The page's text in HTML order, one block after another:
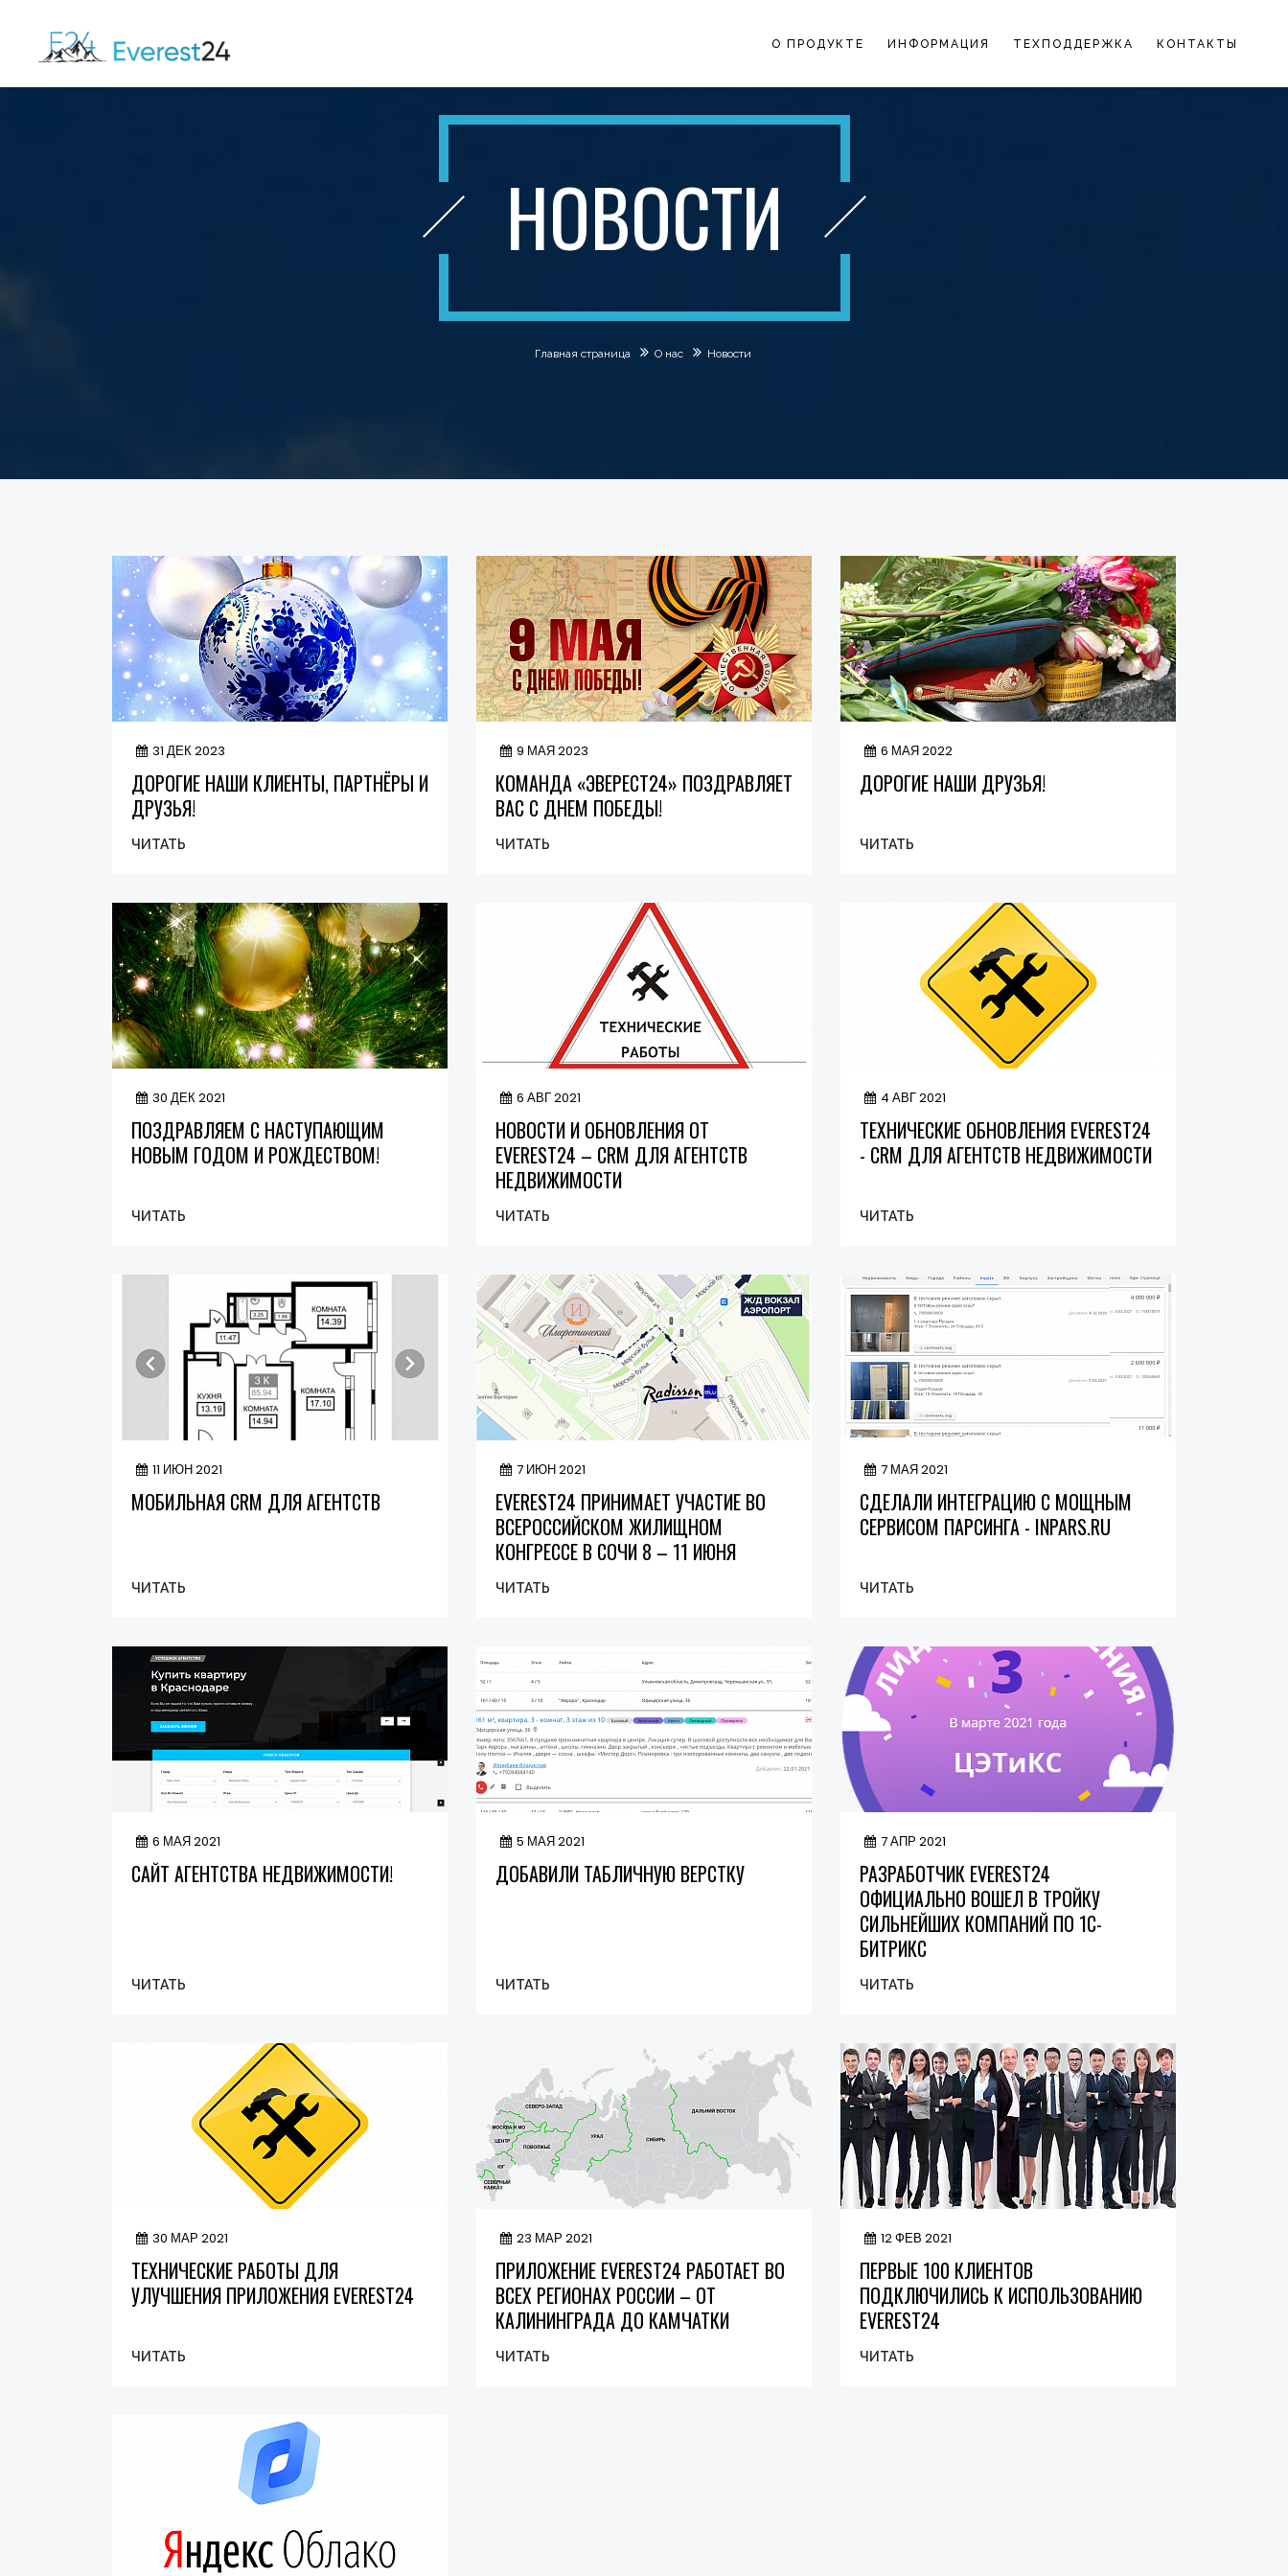
О ПРОДУКТЕ ИНФОРМАЦИЯ ТЕХПОДДЕРЖКА КОНТАКТЫ
НОВОСТИ
Главная страница О нас Новости
31 ДЕК 2023
ДОРОГИЕ НАШИ КЛИЕНТЫ, ПАРТНЁРЫ И
ДРУЗЬЯ!
ЧИТАТЬ
9 МАЯ 2023
КОМАНДА «ЭВЕРЕСТ24» ПОЗДРАВЛЯЕТ
ВАС С ДНЕМ ПОБЕДЫ!
ЧИТАТЬ
6 МАЯ 2022
ДОРОГИЕ НАШИ ДРУЗЬЯ!
ЧИТАТЬ
30 ДЕК 2021
ПОЗДРАВЛЯЕМ С НАСТУПАЮЩИМ
НОВЫМ ГОДОМ И РОЖДЕСТВОМ!
ЧИТАТЬ
6 АВГ 2021
НОВОСТИ И ОБНОВЛЕНИЯ ОТ
EVEREST24 – CRM ДЛЯ АГЕНТСТВ
НЕДВИЖИМОСТИ
ЧИТАТЬ
4 АВГ 2021
ТЕХНИЧЕСКИЕ ОБНОВЛЕНИЯ EVEREST24
- CRM ДЛЯ АГЕНТСТВ НЕДВИЖИМОСТИ
ЧИТАТЬ
11 ИЮН 2021
МОБИЛЬНАЯ CRM ДЛЯ АГЕНТСТВ
ЧИТАТЬ
7 ИЮН 2021
EVEREST24 ПРИНИМАЕТ УЧАСТИЕ ВО
ВСЕРОССИЙСКОМ ЖИЛИЩНОМ
КОНГРЕССЕ В СОЧИ 8 – 11 ИЮНЯ
ЧИТАТЬ
7 МАЯ 2021
СДЕЛАЛИ ИНТЕГРАЦИЮ С МОЩНЫМ
СЕРВИСОМ ПАРСИНГА - INPARS.RU
ЧИТАТЬ
6 МАЯ 2021
САЙТ АГЕНТСТВА НЕДВИЖИМОСТИ!
ЧИТАТЬ
5 МАЯ 2021
ДОБАВИЛИ ТАБЛИЧНУЮ ВЕРСТКУ
ЧИТАТЬ
7 АПР 2021
РАЗРАБОТЧИК EVEREST24
ОФИЦИАЛЬНО ВОШЕЛ В ТРОЙКУ
СИЛЬНЕЙШИХ КОМПАНИЙ ПО 1С-
БИТРИКС
ЧИТАТЬ
30 МАР 2021
ТЕХНИЧЕСКИЕ РАБОТЫ ДЛЯ
УЛУЧШЕНИЯ ПРИЛОЖЕНИЯ EVEREST24
ЧИТАТЬ
23 МАР 2021
ПРИЛОЖЕНИЕ EVEREST24 РАБОТАЕТ ВО
ВСЕХ РЕГИОНАХ РОССИИ – ОТ
КАЛИНИНГРАДА ДО КАМЧАТКИ
ЧИТАТЬ
12 ФЕВ 2021
ПЕРВЫЕ 100 КЛИЕНТОВ
ПОДКЛЮЧИЛИСЬ К ИСПОЛЬЗОВАНИЮ
EVEREST24
ЧИТАТЬ